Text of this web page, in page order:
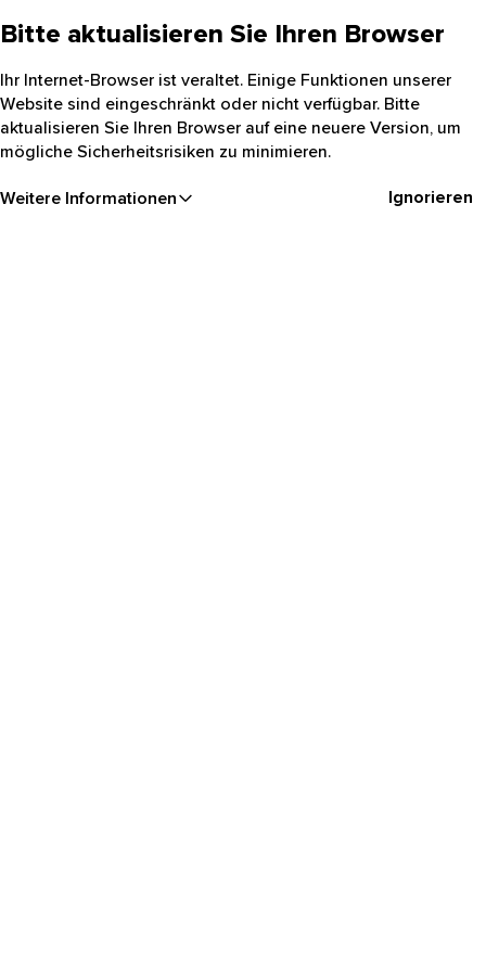
Bitte aktualisieren Sie Ihren Browser
Ihr Internet-Browser ist veraltet. Einige Funktionen unserer
Website sind eingeschränkt oder nicht verfügbar. Bitte
aktualisieren Sie Ihren Browser auf eine neuere Version, um
mögliche Sicherheitsrisiken zu minimieren.
Weitere Informationen Ignorieren